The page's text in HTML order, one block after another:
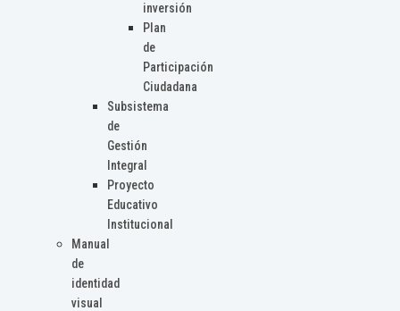
inversión
Plan
de
Participación
Ciudadana
Subsistema
de
Gestión
Integral
Proyecto
Educativo
Institucional
Manual
de
identidad
visual